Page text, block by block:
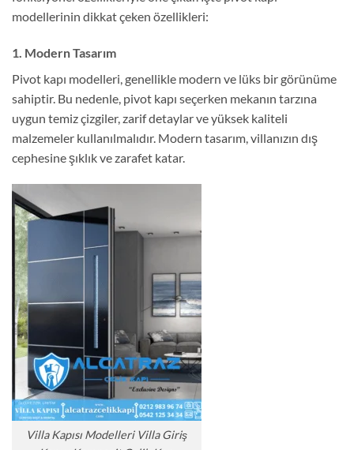
modellerinin dikkat çeken özellikleri:
1. Modern Tasarım
Pivot kapı modelleri, genellikle modern ve lüks bir görünüme
sahiptir. Bu nedenle, pivot kapı seçerken mekanın tarzına
uygun temiz çizgiler, zarif detaylar ve yüksek kaliteli
malzemeler kullanılmalıdır. Modern tasarım, villanızın dış
cephesine şıklık ve zarafet katar.
Villa Kapısı Modelleri Villa Giriş